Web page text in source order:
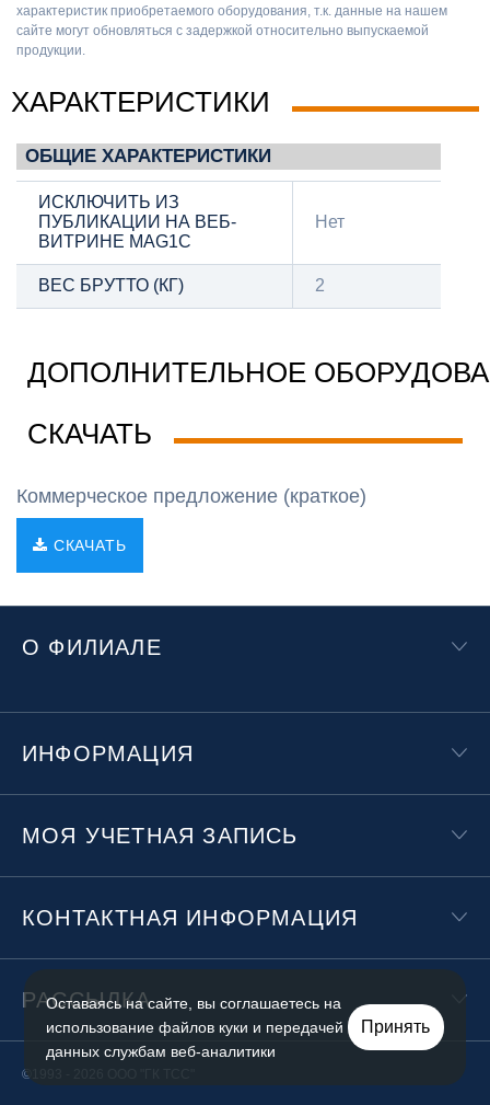
характеристик приобретаемого оборудования, т.к. данные на нашем
сайте могут обновляться с задержкой относительно выпускаемой
продукции.
ХАРАКТЕРИСТИКИ
ОБЩИЕ ХАРАКТЕРИСТИКИ
ИСКЛЮЧИТЬ ИЗ
ПУБЛИКАЦИИ НА ВЕБ-
ВИТРИНЕ MAG1C
Нет
ВЕС БРУТТО (КГ) 2
ДОПОЛНИТЕЛЬНОЕ
СКАЧАТЬ
Коммерческое предложение (краткое)
СКАЧАТЬ
О ФИЛИАЛЕ
ИНФОРМАЦИЯ
МОЯ УЧЕТНАЯ ЗАПИСЬ
КОНТАКТНАЯ ИНФОРМАЦИЯ
РАССЫЛКА
©1993 - 2026 ООО "ГК ТСС"
Оставаясь на сайте, вы соглашаетесь на
использование файлов куки и передачей
данных службам веб-аналитики
Принять